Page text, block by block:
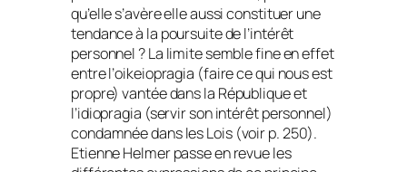
qu’elle s’avère elle aussi constituer une
tendance à la poursuite de l’intérêt
personnel ? La limite semble fine en effet
entre l’oikeiopragia (faire ce qui nous est
propre) vantée dans la Républiqueet
l’idiopragia (servir son intérêt personnel)
condamnée dans lesLois(voir p. 250).
Etienne Helmer passe en revue les